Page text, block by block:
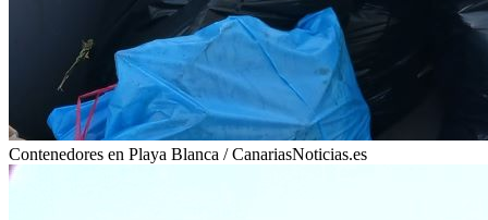
Contenedores en Playa Blanca / CanariasNoticias.es